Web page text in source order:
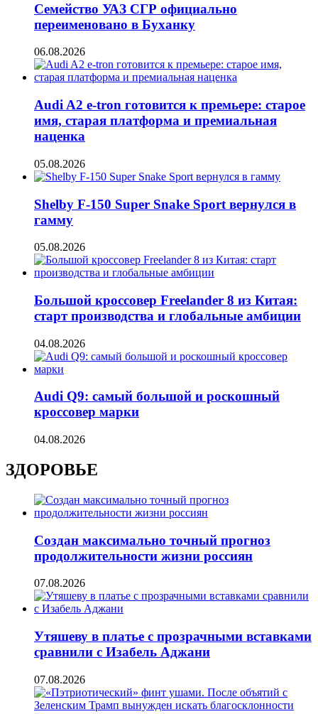
Семейство УАЗ СГР официально
переименовано в Буханку
06.08.2026
Audi A2 e-tron готовится к премьере: старое
имя, старая платформа и премиальная
наценка
05.08.2026
Shelby F-150 Super Snake Sport вернулся в
гамму
05.08.2026
Большой кроссовер Freelander 8 из Китая:
старт производства и глобальные амбиции
04.08.2026
Audi Q9: самый большой и роскошный
кроссовер марки
04.08.2026
ЗДОРОВЬЕ
Создан максимально точный прогноз
продолжительности жизни россиян
07.08.2026
Утяшеву в платье с прозрачными вставками
сравнили с Изабель Аджани
07.08.2026